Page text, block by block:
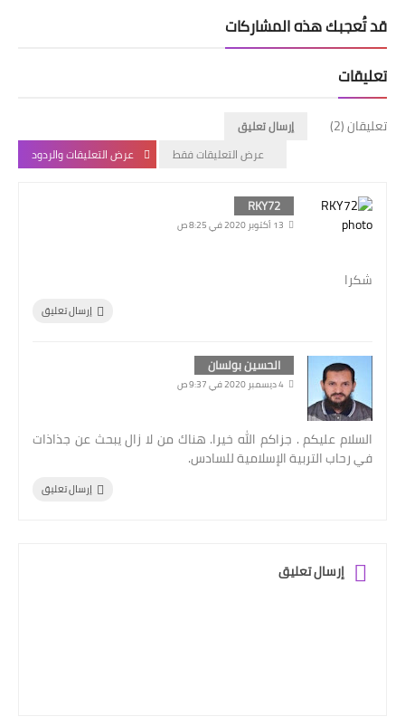
قد تُعجبك هذه المشاركات
تعليقات
تعليقان (2)
إرسال تعليق
عرض التعليقات فقط
عرض التعليقات والردود
RKY72
13 أكتوبر 2020 في 8:25 ص
شكرا
إرسال تعليق
الحسين بولسان
4 ديسمبر 2020 في 9:37 ص
السلام عليكم . جزاكم الله خيرا. هناك من لا زال يبحث عن جذاذات
في رحاب التربية الإسلامية للسادس.
إرسال تعليق
إرسال تعليق